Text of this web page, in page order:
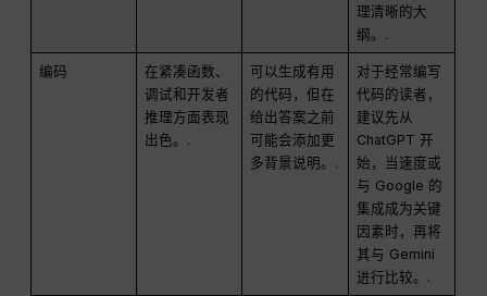
理清晰的大
纲。.
编码
在紧凑函数、
调试和开发者
推理方面表现
出色。.
可以生成有用
的代码，但在
给出答案之前
可能会添加更
多背景说明。.
对于经常编写
代码的读者，
建议先从
ChatGPT 开
始，当速度或
与 Google 的
集成成为关键
因素时，再将
其与 Gemini
进行比较。.